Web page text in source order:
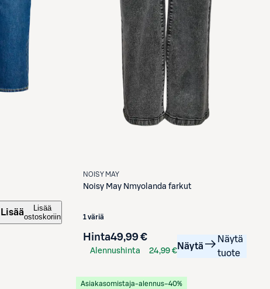
Lisää
Lisää
ostoskoriin
NOISY MAY
Noisy May Nmyolanda farkut
1 väriä
Hinta49,99 €
Alennushinta
24,99 € Näytä
Näytä
tuote
Asiakasomistaja-alennus−40%